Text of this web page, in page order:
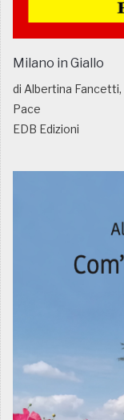
Milano in Giallo
di Albertina
Pace
EDB Edizioni